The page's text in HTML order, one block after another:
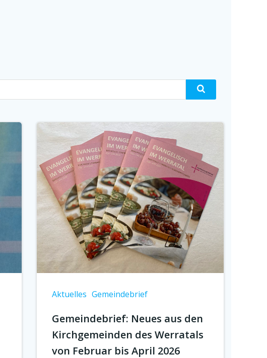
Aktuelles Gemeindebrief
Gemeindebrief: Neues aus den
Kirchgemeinden des Werratals
von Februar bis April 2026